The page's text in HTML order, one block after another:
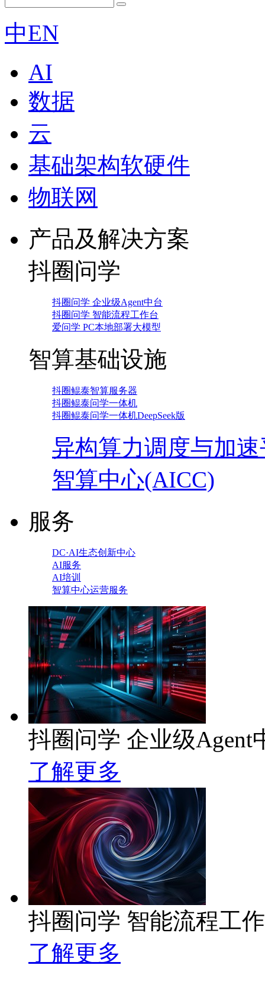
中EN
AI
数据
云
基础架构软硬件
物联网
产品及解决方案
抖圈问学
抖圈问学 企业级Agent中台
抖圈问学 智能流程工作台
爱问学 PC本地部署大模型
智算基础设施
抖圈鲲泰智算服务器
抖圈鲲泰问学一体机
抖圈鲲泰问学一体机DeepSeek版
异构算力调度与加
智算中心(AICC)
服务
DC·AI生态创新中心
AI服务
AI培训
智算中心运营服务
抖圈问学 企业级Agent
了解更多
抖圈问学 智能流程工
了解更多